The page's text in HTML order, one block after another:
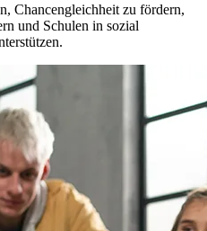
Chancengleichheit zu fördern,
und Schulen in sozial